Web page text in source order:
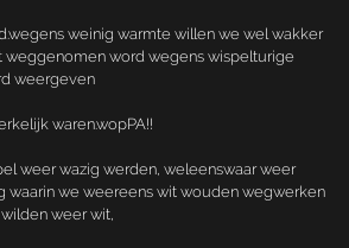
weinig warmte willen we wel wakker
weggenomen word wegens wispelturige
weergeven
waren.wopPA!!
weer wazig werden, weleenswaar weer
waarin we weereens wit wouden wegwerken
weer wit,